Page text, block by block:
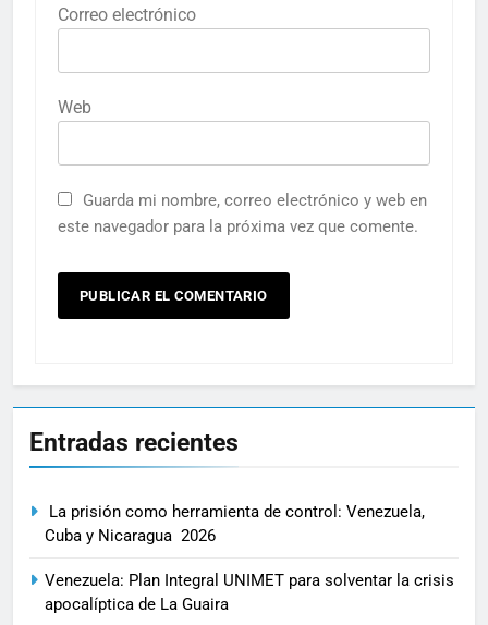
Correo electrónico
Web
Guarda mi nombre, correo electrónico y web en
este navegador para la próxima vez que comente.
Entradas recientes
La prisión como herramienta de control: Venezuela,
Cuba y Nicaragua 2026
Venezuela: Plan Integral UNIMET para solventar la crisis
apocalíptica de La Guaira